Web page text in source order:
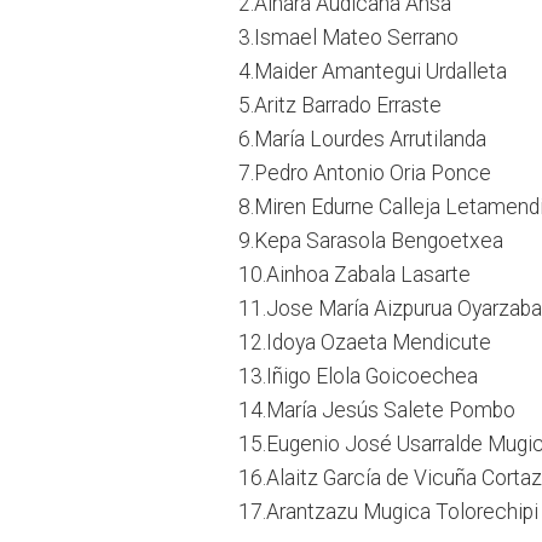
3.Ismael Mateo Serrano
4.Maider Amantegui Urdalleta
5.Aritz Barrado Erraste
6.María Lourdes Arrutilanda
7.Pedro Antonio Oria Ponce
8.Miren Edurne Calleja Letamendi
9.Kepa Sarasola Bengoetxea
10.Ainhoa Zabala Lasarte
11.Jose María Aizpurua Oyarzabal
12.Idoya Ozaeta Mendicute
13.Iñigo Elola Goicoechea
14.María Jesús Salete Pombo
15.Eugenio José Usarralde
16.Alaitz García de Vicuña
17.Arantzazu Mugica Tolorechipi